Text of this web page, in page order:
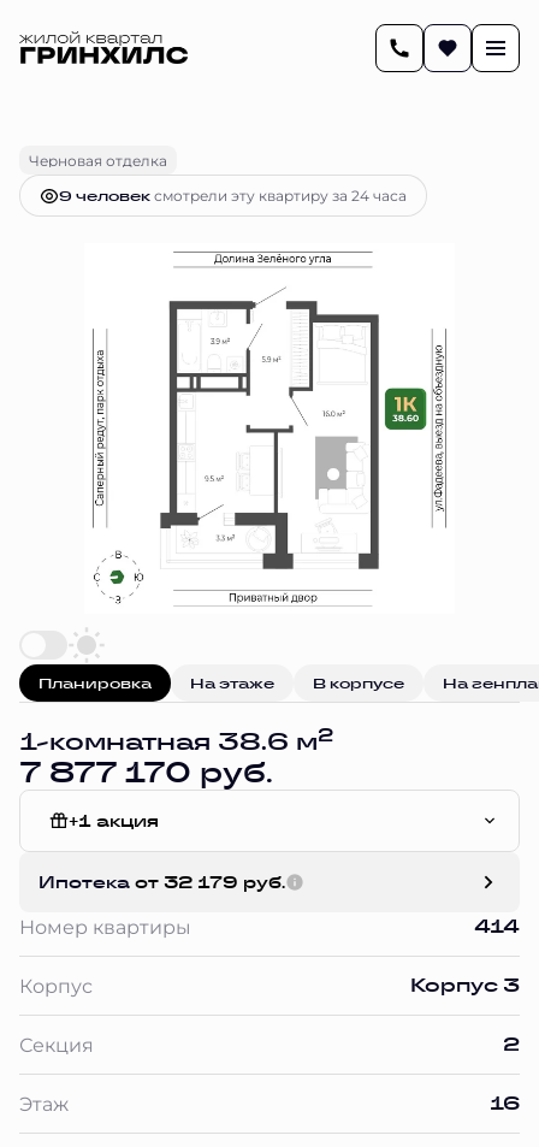
1-комнатная 38.6 м 7 877 170 руб.
Черновая отделка
9 человексмотрели эту квартиру за 24 часа
Планировка На этаже В корпусе На
1-комнатная 38.6 м2
7 877 170 руб.
+1 акция
Ипотека от 32 179 руб.
Номер квартиры 414
Корпус Корпус 3
Секция 2
Этаж 16